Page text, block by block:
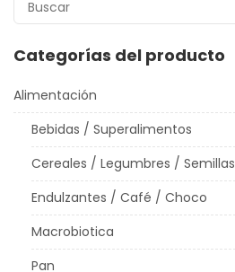
Categorías del producto
Alimentación
Bebidas / Superalimentos
Cereales / Legumbres / Semillas
Endulzantes / Café / Choco
Macrobiotica
Pan